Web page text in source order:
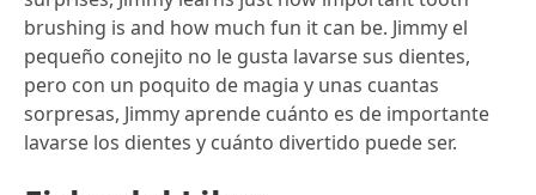
brushing is and how much fun it can be. Jimmy el
pequeño conejito no le gusta lavarse sus dientes,
pero con un poquito de magia y unas cuantas
sorpresas, Jimmy aprende cuánto es de importante
lavarse los dientes y cuánto divertido puede ser.